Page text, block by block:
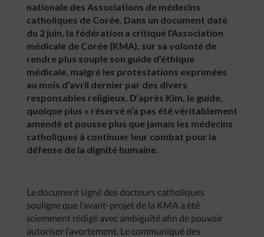
nationale des Associations de médecins
catholiques de Corée. Dans un document daté
du 2 juin, la fédération a critiqué l’Association
médicale de Corée (KMA), sur sa volonté de
rendre plus souple son guide d’éthique
médicale, malgré les protestations exprimées
au mois d’avril dernier par des divers
responsables religieux. D’après Kim, le guide,
quoique plus « réservé n’a pas été véritablement
amendé et pousse plus que jamais les médecins
catholiques à continuer leur combat pour la
défense de la dignité humaine.
Le document signé des docteurs catholiques
souligne que l’avant-projet de la KMA a été
sciemment rédigé avec ambiguïté afin de pouvoir
autoriser l’avortement. Le communiqué des